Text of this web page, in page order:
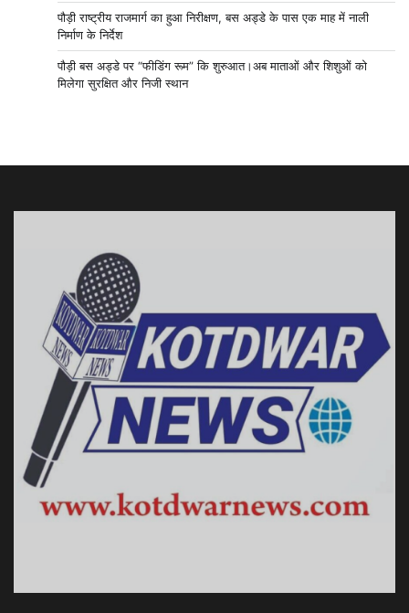
पौड़ी राष्ट्रीय राजमार्ग का हुआ निरीक्षण, बस अड्डे के पास एक माह में नाली
निर्माण के निर्देश
पौड़ी बस अड्डे पर “फीडिंग रूम” कि शुरुआत।अब माताओं और शिशुओं को
मिलेगा सुरक्षित और निजी स्थान